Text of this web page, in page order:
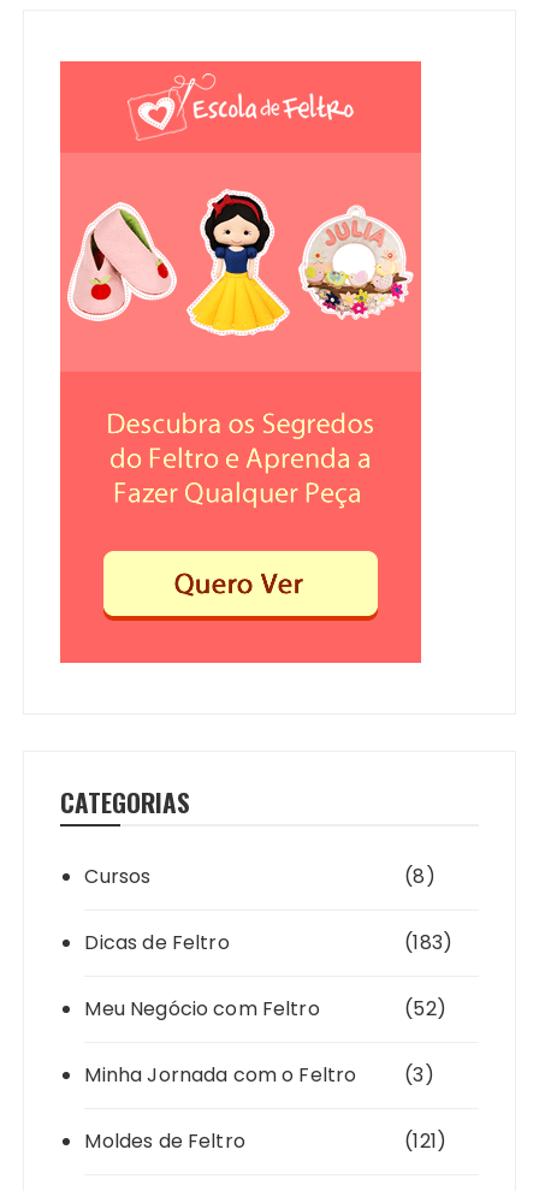
CATEGORIAS
Cursos (8)
Dicas de Feltro (183)
Meu Negócio com Feltro (52)
Minha Jornada com o Feltro (3)
Moldes de Feltro (121)